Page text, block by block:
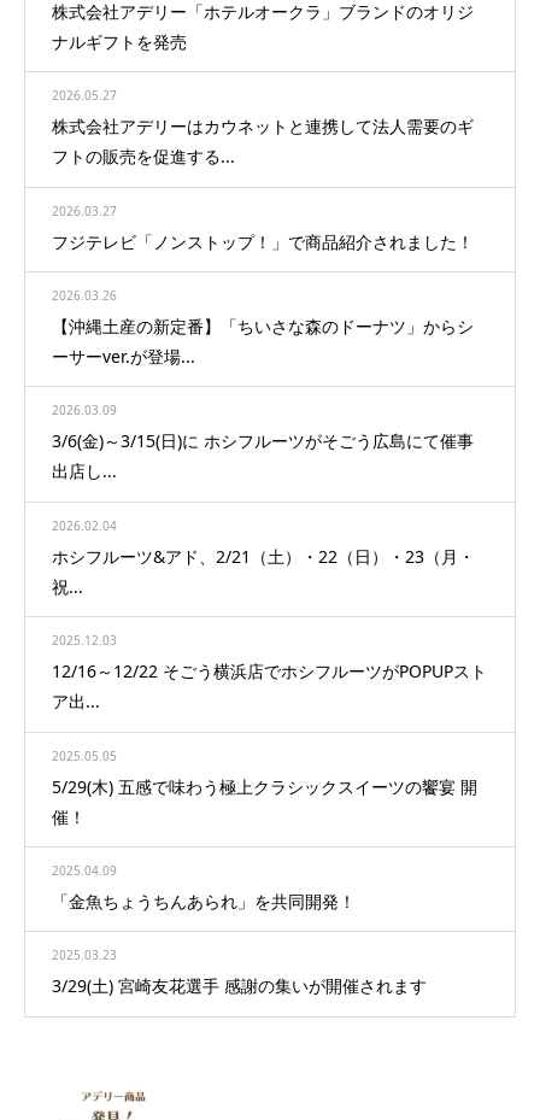
株式会社アデリー「ホテルオークラ」ブランドのオリジ
ナルギフトを発売
2026.05.27
株式会社アデリーはカウネットと連携して法人需要のギ
フトの販売を促進する...
2026.03.27
フジテレビ「ノンストップ！」で商品紹介されました！
2026.03.26
【沖縄土産の新定番】「ちいさな森のドーナツ」からシ
ーサーver.が登場...
2026.03.09
3/6(金)～3/15(日)に ホシフルーツがそごう広島にて催事
出店し...
2026.02.04
ホシフルーツ&アド、2/21（土）・22（日）・23（月・
祝...
2025.12.03
12/16～12/22 そごう横浜店でホシフルーツがPOPUPスト
ア出...
2025.05.05
5/29(木) 五感で味わう極上クラシックスイーツの饗宴 開
催！
2025.04.09
「金魚ちょうちんあられ」を共同開発！
2025.03.23
3/29(土) 宮崎友花選手 感謝の集いが開催されます